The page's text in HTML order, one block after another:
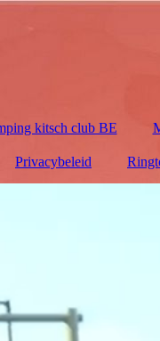
kitsch club BE
Privacybeleid